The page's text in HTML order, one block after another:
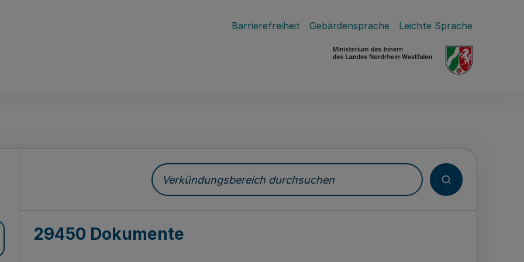
Barrierefreiheit Gebärdensprache Leichte Sprache
Verkündungsbereich durchsuchen
29450 Dokumente